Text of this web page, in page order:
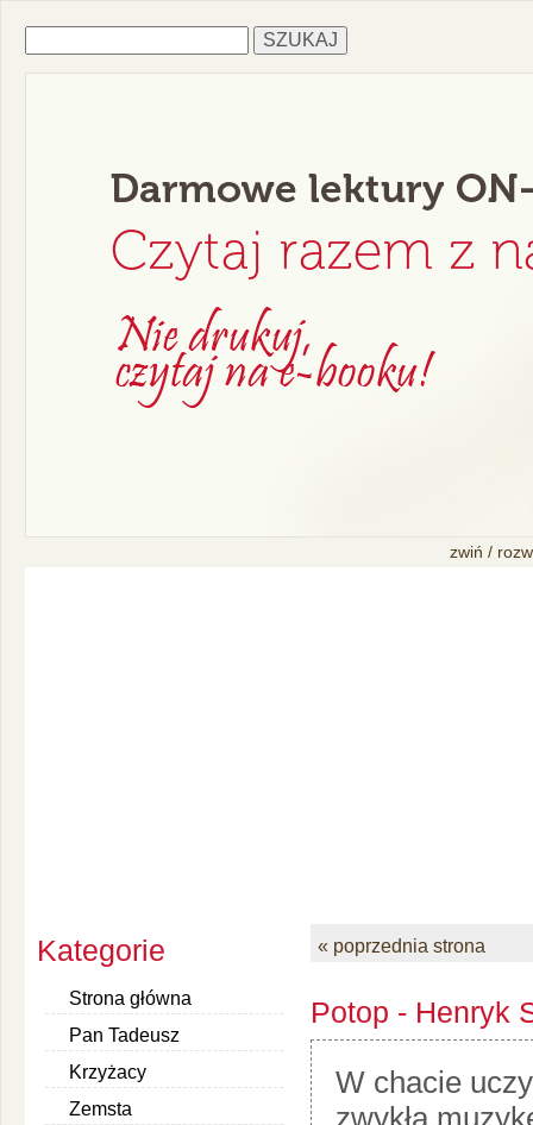
zwiń /
Kategorie
Strona główna
Pan Tadeusz
Krzyżacy
Zemsta
« poprzednia strona
Potop - Henryk
W chacie
zwykłą